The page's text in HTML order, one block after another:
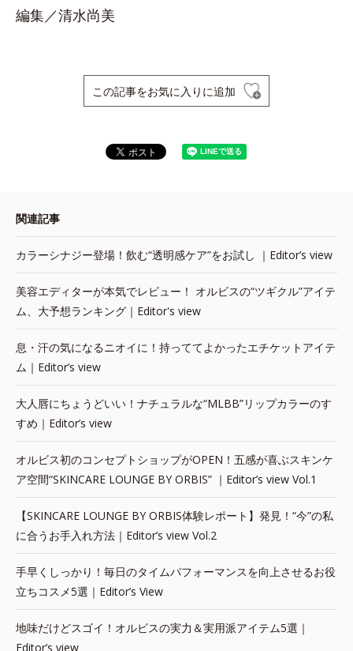
編集／清水尚美
この記事をお気に入りに追加
関連記事
カラーシナジー登場！飲む“透明感ケア”をお試し ｜Editor’s view
美容エディターが本気でレビュー！ オルビスの“ツギクル”アイテ
ム、大予想ランキング｜Editor's view
息・汗の気になるニオイに！持っててよかったエチケットアイテ
ム｜Editor’s view
大人唇にちょうどいい！ナチュラルな“MLBB”リップカラーのす
すめ｜Editor’s view
オルビス初のコンセプトショップがOPEN！五感が喜ぶスキンケ
ア空間“SKINCARE LOUNGE BY ORBIS” ｜Editor’s view Vol.1
【SKINCARE LOUNGE BY ORBIS体験レポート】発見！“今”の私
に合うお手入れ方法｜Editor’s view Vol.2
手早くしっかり！毎日のタイムパフォーマンスを向上させるお役
立ちコスメ5選｜Editor’s View
地味だけどスゴイ！オルビスの実力＆実用派アイテム5選｜
Editor’s view